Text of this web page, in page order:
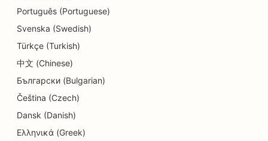
SEO для магазинів деталей
SEO для ресторанів
SEO для хімчисток
SEO для освітніх послуг та послуг по догляду
Português (Portuguese)
Svenska (Swedish)
Türkçe (Turkish)
中文 (Chinese)
Български (Bulgarian)
Čeština (Czech)
Dansk (Danish)
Ελληνικά (Greek)